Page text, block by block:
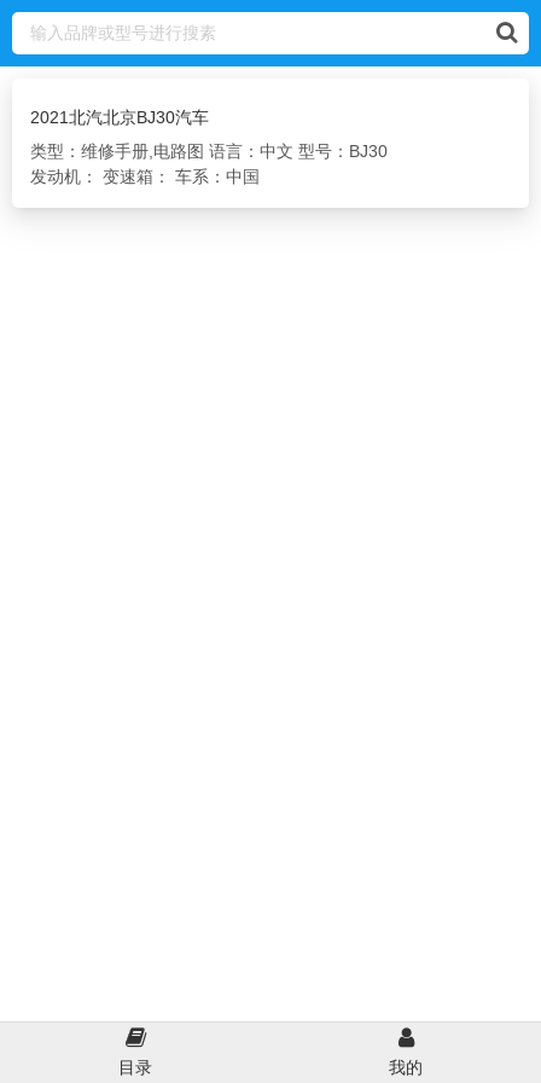
2021北汽北京BJ30汽车
类型：维修手册,电路图 语言：中文 型号：BJ30
发动机：
变速箱： 车系：中国
目录 我的